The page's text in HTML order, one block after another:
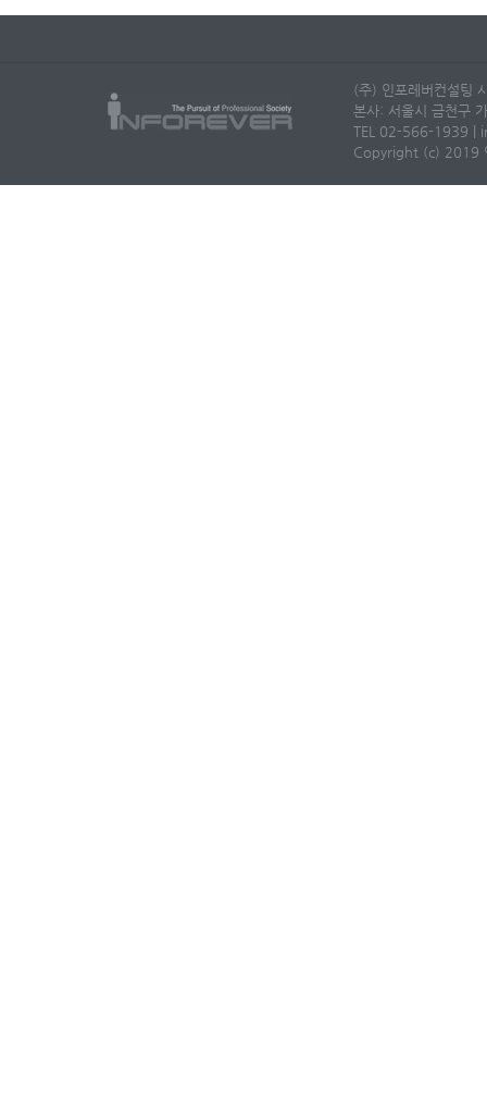
(주) 인포레버컨설팅
본사: 서울시 금천구
TEL 02-566-1939 |
Copyright (c) 2019